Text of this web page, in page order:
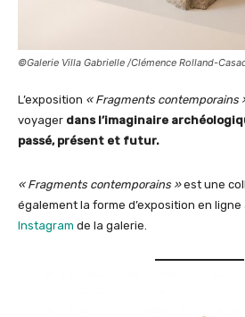
©Galerie Villa Gabrielle /Clémence Rolland-
L’exposition « Fragments contemporains
voyager dans l’imaginaire
passé, présent et futur.
« Fragments contemporains »est une
également la forme d’exposition en ligne
Instagram de la galerie.